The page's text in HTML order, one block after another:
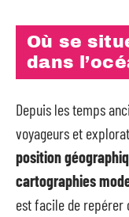
Où se
dans
Depuis les temps
voyageurs et
position
cartographies
est facile de repérer